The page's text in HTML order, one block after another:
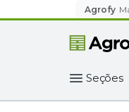
Agrofy
Seções